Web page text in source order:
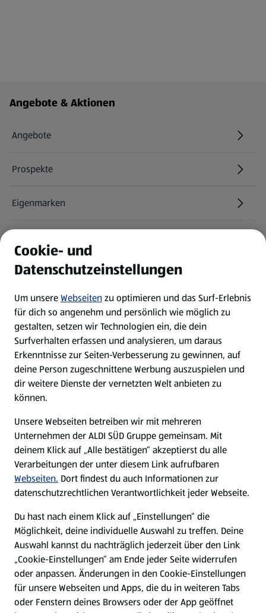
Fußzeilenmenü - weitere Links
Angebote & Aktionen
Angebote
Prospekte
Eigenmarken
Newsletter
WhatsApp
Über ALDI SÜD
Filialen
Nachhaltigkeit
Karriere
Presse
Hilfe & Kontakt
(öffnet in einem neuen Tab)
Unternehmen
Cookie- und
Datenschutzeinstellungen
Um unsereWebseitenzu optimieren und das Surf-Erlebnis
für dich so angenehm und persönlich wie möglich zu
gestalten, setzen wir Technologien ein, die dein
Surfverhalten erfassen und analysieren, um daraus
Erkenntnisse zur Seiten-Verbesserung zu gewinnen, auf
deine Person zugeschnittene Werbung auszuspielen und
dir weitere Dienste der vernetzten Welt anbieten zu
können.
Unsere Webseiten betreiben wir mit mehreren
Unternehmen der ALDI SÜD Gruppe gemeinsam. Mit
deinem Klick auf „Alle bestätigen“ akzeptierst du alle
Verarbeitungen der unter diesem Link aufrufbaren
Webseiten. Dort findest du auch Informationen zur
datenschutzrechtlichen Verantwortlichkeit jeder Webseite.
Du hast nach einem Klick auf „Einstellungen“ die
Möglichkeit, deine individuelle Auswahl zu treffen. Deine
Auswahl kannst du nachträglich jederzeit über den Link
„Cookie-Einstellungen“ am Ende jeder Seite widerrufen
oder anpassen. Änderungen in den Cookie-Einstellungen
für unsere Webseiten und Apps, die du in weiteren Tabs
oder Fenstern deines Browsers oder der App geöffnet